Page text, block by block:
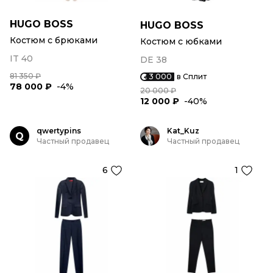
HUGO BOSS
Костюм с брюками
IT 40
81 350 ₽
78 000 ₽ -4%
HUGO BOSS
Костюм с юбками
DE 38
3 000 в Сплит
20 000 ₽
12 000 ₽ -40%
Q
qwertypins
Частный продавец
6
Kat_Kuz
Частный продавец
1